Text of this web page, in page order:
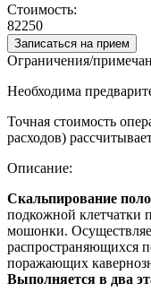
Стоимость:
82250
Записаться на прием
Ограничения/
Необходима
Точная стоимость
расходов)
Описание:
Скальпирование
подкожной клетчатки
мошонки.
распространяющихся
поражающих
Выполняется в два